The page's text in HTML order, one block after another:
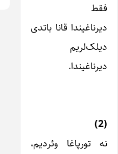
فقط
دیرناغیندا قانا باتدی
دیلک‌لریم
دیرناغیندا.
(2)
نه تورپاغا وئردیم،